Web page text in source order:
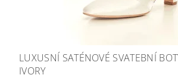
LUXUSNÍ SATÉNOVÉ SVATEBNÍ
IVORY